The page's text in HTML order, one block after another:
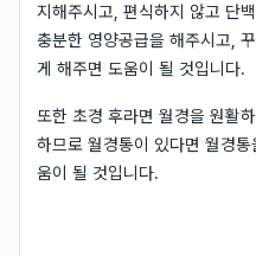
지해주시고, 편식하지 않고 단
충분한 영양공급을 해주시고,
게 해주면 도움이 될 것입니다.
또한 초경 후라면 월경을 원활
하므로 월경통이 있다면 월경
움이 될 것입니다.